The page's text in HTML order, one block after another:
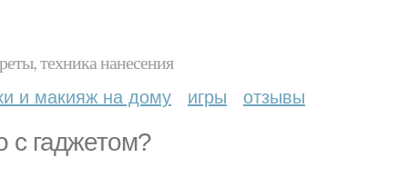
техника нанесения
и макияж на дому игры отзывы
с гаджетом?